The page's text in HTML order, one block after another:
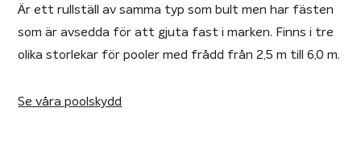
Är ett rullställ av samma typ som bult men har fästen
som är avsedda för att gjuta fast i marken. Finns i tre
olika storlekar för pooler med frådd från 2,5 m till 6,0 m.
Se våra poolskydd